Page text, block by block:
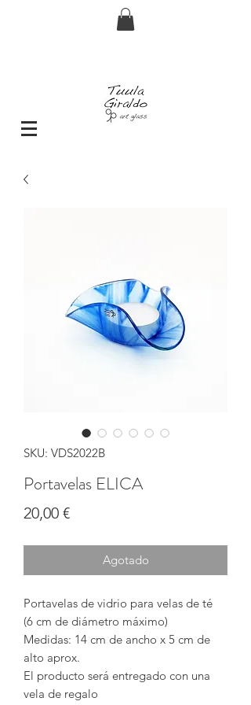
SKU: VDS2022B
Portavelas ELICA
20,00 €Precio
Agotado
Portavelas de vidrio para velas de té
(6 cm de diámetro máximo)
Medidas: 14 cm de ancho x 5 cm de
alto aprox.
El producto será entregado con una
vela de regalo